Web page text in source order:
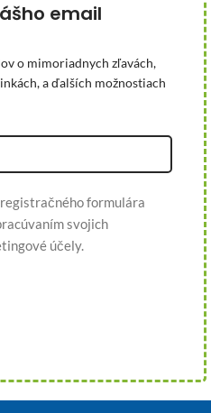
email
o mimoriadnych zľavách,
a ďalších možnostiach
formulára
svojich
účely.